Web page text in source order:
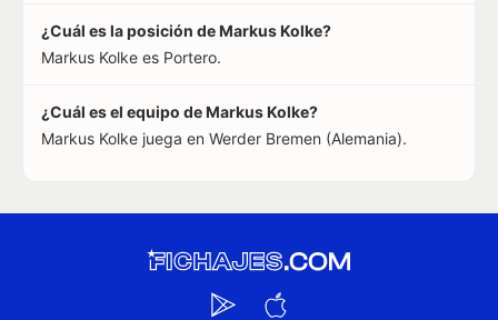
¿Cuál es la posición de Markus Kolke?
Markus Kolke es Portero.
¿Cuál es el equipo de Markus Kolke?
Markus Kolke juega en Werder Bremen (Alemania).